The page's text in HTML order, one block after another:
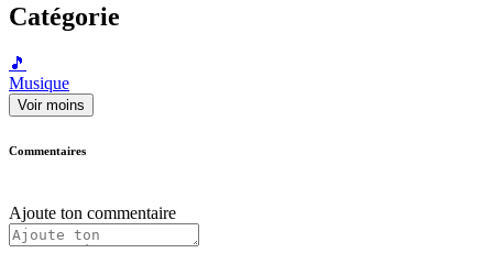
Catégorie
🎵
Musique
Voir moins
Commentaires
Ajoute ton commentaire